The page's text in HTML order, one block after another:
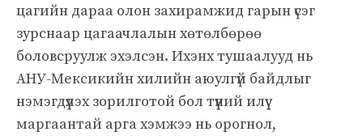
цагийн дараа олон захирамжид гарын үсэг
зурснаар цагаачлалын хөтөлбөрөө
боловсруулж эхэлсэн. Ихэнх тушаалууд нь
АНУ-Мексикийн хилийн аюулгүй байдлыг
нэмэгдүүлэх зорилготой бол түүний илүү
маргаантай арга хэмжээ нь орогнол,